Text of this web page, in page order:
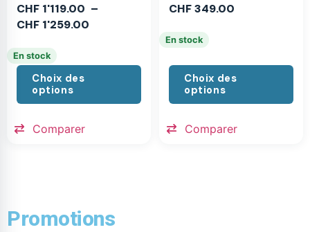
CHF 1'119.00 –
CHF 1'259.00
En stock
Choix des
options
Comparer
CHF349.00
En stock
Choix des
options
Comparer
Promotions